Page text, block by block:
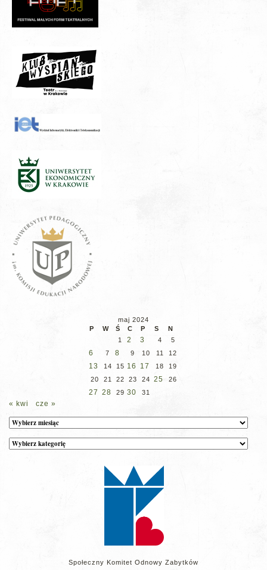
maj 2024
P
W Ś C P S
N
1
2 3 4 5
6 7 8 9 10 11 12
13 14 15 16 17 18
19
20
21 22 23 24 25 26
27 28 29 30 31
« kwi cze »
Archiwum
Kategorie
wpisów
Społeczny Komitet Odnowy Zabytków